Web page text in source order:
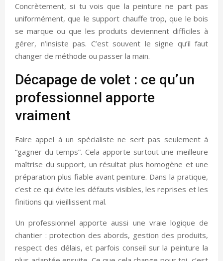
Concrètement, si tu vois que la peinture ne part pas
uniformément, que le support chauffe trop, que le bois
se marque ou que les produits deviennent difficiles à
gérer, n’insiste pas. C’est souvent le signe qu’il faut
changer de méthode ou passer la main.
Décapage de volet : ce qu’un
professionnel apporte
vraiment
Faire appel à un spécialiste ne sert pas seulement à
“gagner du temps”. Cela apporte surtout une meilleure
maîtrise du support, un résultat plus homogène et une
préparation plus fiable avant peinture. Dans la pratique,
c’est ce qui évite les défauts visibles, les reprises et les
finitions qui vieillissent mal.
Un professionnel apporte aussi une vraie logique de
chantier : protection des abords, gestion des produits,
respect des délais, et parfois conseil sur la peinture la